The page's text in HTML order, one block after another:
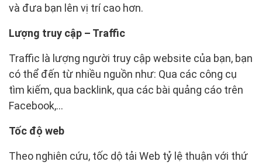
và đưa bạn lên vị trí cao hơn.
Lượng truy cập – Traffic
Traffic là lượng người truy cập website của bạn, bạn
có thể đến từ nhiều nguồn như: Qua các công cụ
tìm kiếm, qua backlink, qua các bài quảng cáo trên
Facebook,...
Tốc độ web
Theo nghiên cứu, tốc dộ tải Web tỷ lệ thuận với thứ